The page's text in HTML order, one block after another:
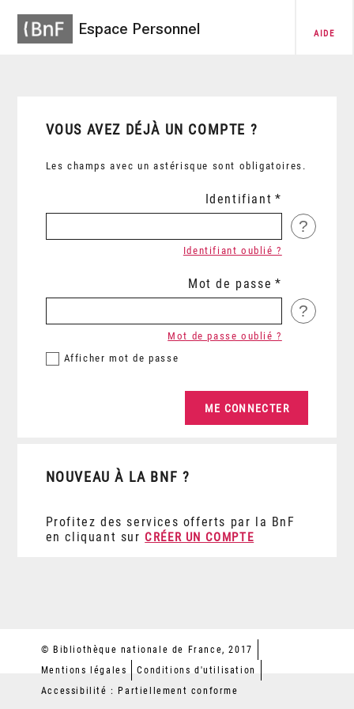
Espace Personnel AIDE
VOUS AVEZ DÉJÀ UN COMPTE ?
Les champs avec un astérisque sont obligatoires.
Identifiant
?
Identifiant oublié ?
Mot de passe
?
Afficher mot de passe
Mot de passe oublié ?
NOUVEAU À LA BNF ?
Profitez des services offerts par la BnF
en cliquant sur CRÉER UN COMPTE
© Bibliothèque nationale de France, 2017
Mentions légales
Conditions d'utilisation
Accessibilité : Partiellement conforme